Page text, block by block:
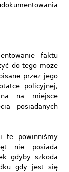
faktu
do tego może
przez jego
policyjnej,
na miejsce
posiadanych
te powinniśmy
nie posiada
gdyby szkoda
gdy jest się